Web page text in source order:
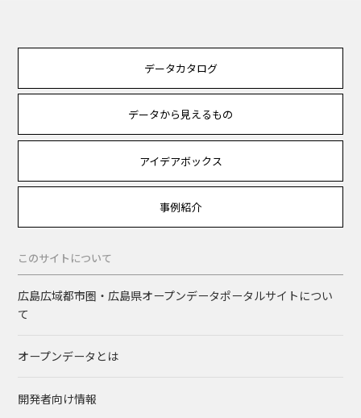
データカタログ
データから見えるもの
アイデアボックス
事例紹介
このサイトについて
広島広域都市圏・広島県オープンデータポータルサイトについ
て
オープンデータとは
開発者向け情報